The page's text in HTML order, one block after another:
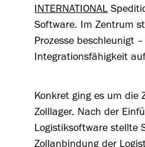
INTERNATIONAL
Software. Im Zentrum
Prozesse beschleunigt
Integrationsfähigkeit
Konkret ging es um die
Zolllager. Nach der
Logistiksoftware stellte